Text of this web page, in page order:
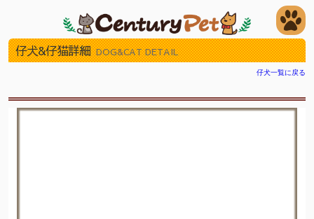
仔犬&仔猫詳細 DOG&CAT DETAIL
仔犬一覧に戻る